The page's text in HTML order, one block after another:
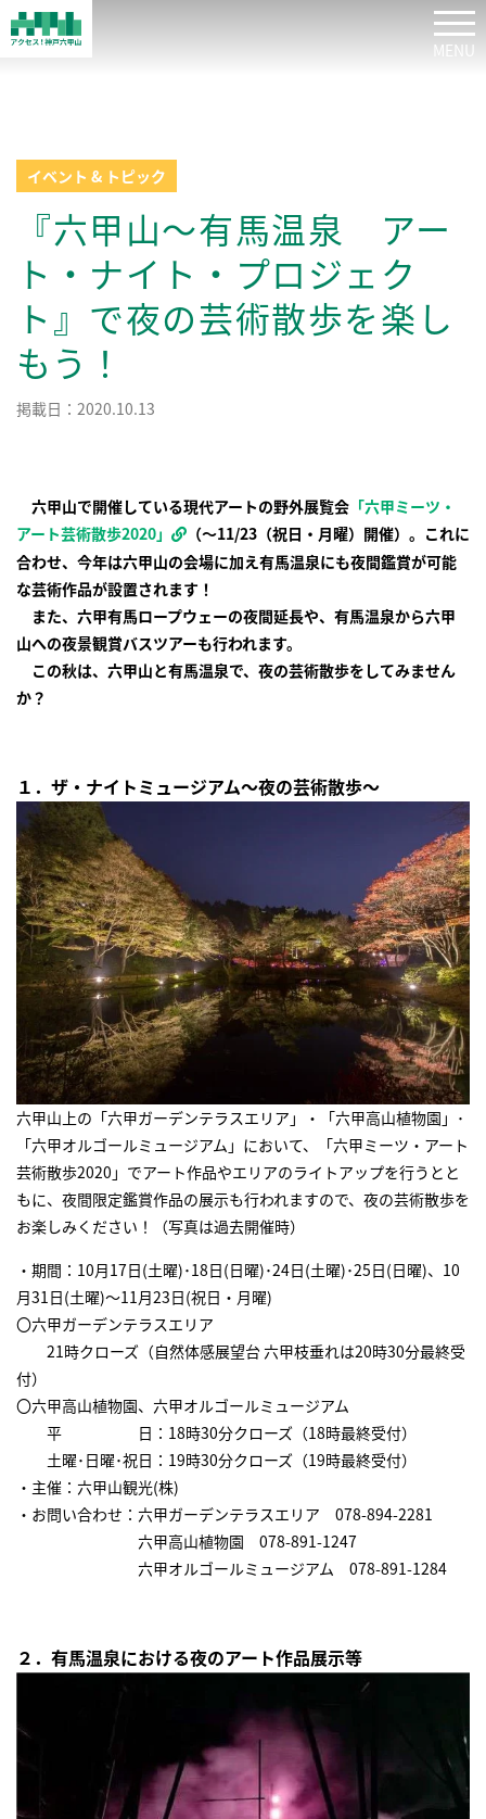
イベント & トピック
『六甲山～有馬温泉 アー
ト・ナイト・プロジェク
ト』で夜の芸術散歩を楽し
もう！
掲載日：2020.10.13
六甲山で開催している現代アートの野外展覧会 「六甲ミーツ・
アート芸術散歩2020」
（～11/23（祝日・月曜）開催）。これに
合わせ、今年は六甲山の会場に加え有馬温泉にも夜間鑑賞が可能
な芸術作品が設置されます！
また、六甲有馬ロープウェーの夜間延長や、有馬温泉から六甲
山への夜景観賞バスツアーも行われます。
この秋は、六甲山と有馬温泉で、夜の芸術散歩をしてみません
か？
１．ザ・ナイトミュージアム～夜の芸術散歩～
六甲山上の「六甲ガーデンテラスエリア」・「六甲高山植物園」･
「六甲オルゴールミュージアム」において、「六甲ミーツ・アート
芸術散歩2020」でアート作品やエリアのライトアップを行うとと
もに、夜間限定鑑賞作品の展示も行われますので、夜の芸術散歩を
お楽しみください！（写真は過去開催時）
・期間：10月17日(土曜)･18日(日曜)･24日(土曜)･25日(日曜)、10
月31日(土曜)～11月23日(祝日・月曜)
〇六甲ガーデンテラスエリア
21時クローズ（自然体感展望台 六甲枝垂れは20時30分最終受
付）
〇六甲高山植物園、六甲オルゴールミュージアム
平 日：18時30分クローズ（18時最終受付）
土曜･日曜･祝日：19時30分クローズ（19時最終受付）
・主催：六甲山観光(株)
・お問い合わせ：六甲ガーデンテラスエリア 078-894-2281
六甲高山植物園 078-891-1247
六甲オルゴールミュージアム 078-891-1284
２．有馬温泉における夜のアート作品展示等